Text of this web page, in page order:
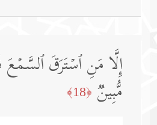
إِلَّا مَنِ ٱسۡتَرَقَ
مُّبِینࣱ ﴿18﴾